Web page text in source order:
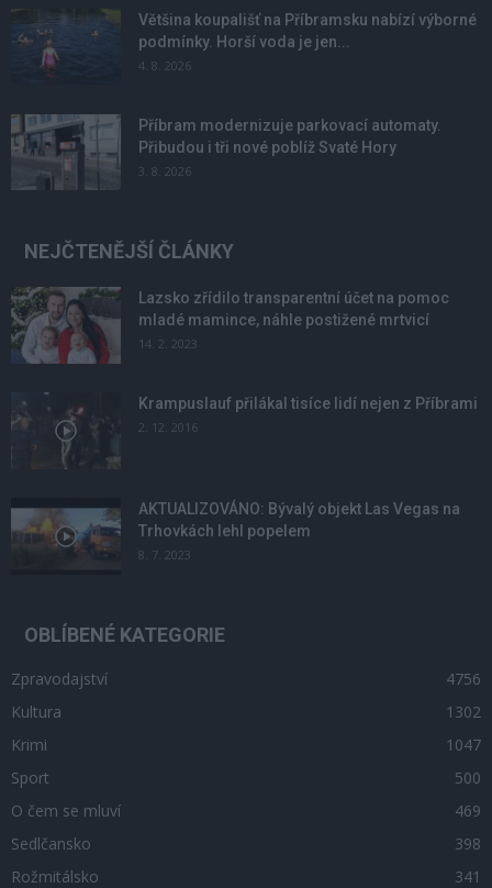
Většina koupališť na Příbramsku nabízí výborné
podmínky. Horší voda je jen...
4. 8. 2026
Příbram modernizuje parkovací automaty.
Přibudou i tři nové poblíž Svaté Hory
3. 8. 2026
NEJČTENĚJŠÍ ČLÁNKY
Lazsko zřídilo transparentní účet na pomoc
mladé mamince, náhle postižené mrtvicí
14. 2. 2023
Krampuslauf přilákal tisíce lidí nejen z Příbrami
2. 12. 2016
AKTUALIZOVÁNO: Bývalý objekt Las Vegas na
Trhovkách lehl popelem
8. 7. 2023
OBLÍBENÉ KATEGORIE
Zpravodajství
4756
Kultura
1302
Krimi
1047
Sport
500
O čem se mluví
469
Sedlčansko
398
Rožmitálsko
341